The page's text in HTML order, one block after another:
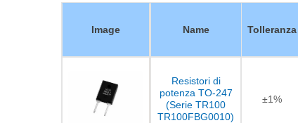
Image Name Tolleranza
Resistori di
potenza TO-247
(Serie TR100
TR100FBG0010)
±1%